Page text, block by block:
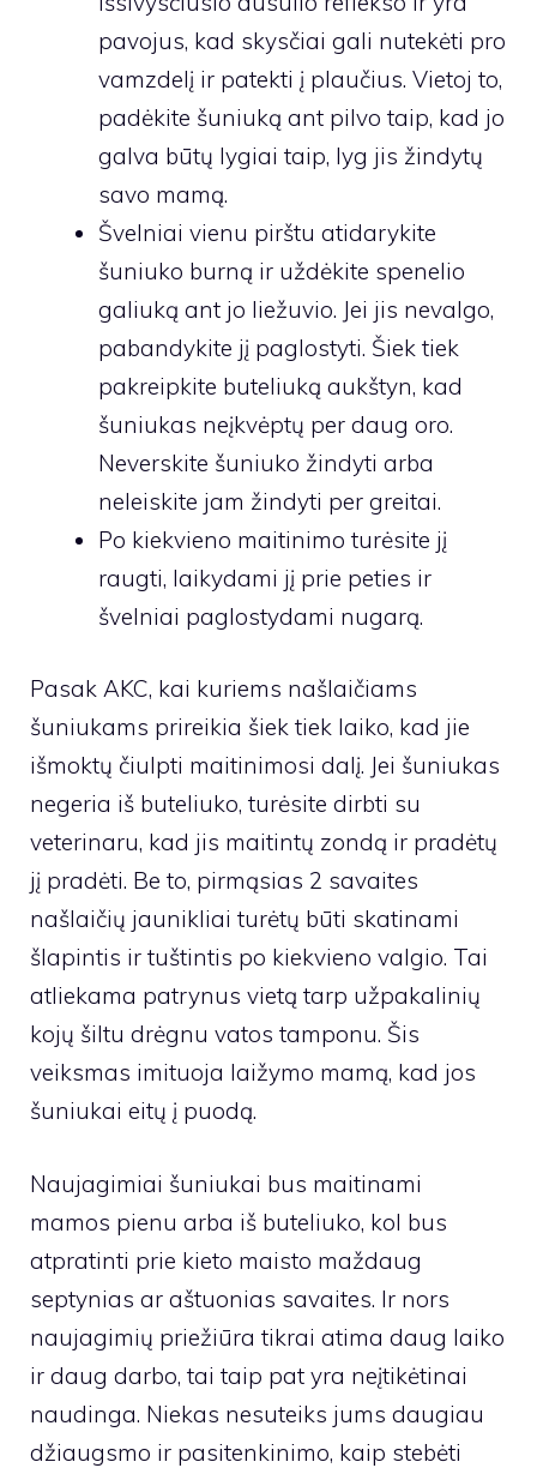
pavojus, kad skysčiai gali nutekėti pro
vamzdelį ir patekti į plaučius. Vietoj to,
padėkite šuniuką ant pilvo taip, kad jo
galva būtų lygiai taip, lyg jis žindytų
savo mamą.
Švelniai vienu pirštu atidarykite
šuniuko burną ir uždėkite spenelio
galiuką ant jo liežuvio. Jei jis nevalgo,
pabandykite jį paglostyti. Šiek tiek
pakreipkite buteliuką aukštyn, kad
šuniukas neįkvėptų per daug oro.
Neverskite šuniuko žindyti arba
neleiskite jam žindyti per greitai.
Po kiekvieno maitinimo turėsite jį
raugti, laikydami jį prie peties ir
švelniai paglostydami nugarą.
Pasak AKC, kai kuriems našlaičiams
šuniukams prireikia šiek tiek laiko, kad jie
išmoktų čiulpti maitinimosi dalį. Jei šuniukas
negeria iš buteliuko, turėsite dirbti su
veterinaru, kad jis maitintų zondą ir pradėtų
jį pradėti. Be to, pirmąsias 2 savaites
našlaičių jaunikliai turėtų būti skatinami
šlapintis ir tuštintis po kiekvieno valgio. Tai
atliekama patrynus vietą tarp užpakalinių
kojų šiltu drėgnu vatos tamponu. Šis
veiksmas imituoja laižymo mamą, kad jos
šuniukai eitų į puodą.
Naujagimiai šuniukai bus maitinami
mamos pienu arba iš buteliuko, kol bus
atpratinti prie kieto maisto maždaug
septynias ar aštuonias savaites. Ir nors
naujagimių priežiūra tikrai atima daug laiko
ir daug darbo, tai taip pat yra neįtikėtinai
naudinga. Niekas nesuteiks jums daugiau
džiaugsmo ir pasitenkinimo, kaip stebėti